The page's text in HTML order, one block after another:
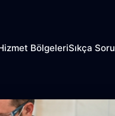
BölgeleriSıkça